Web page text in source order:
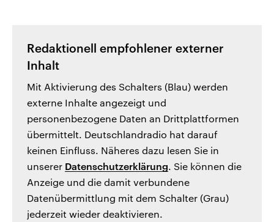
Redaktionell empfohlener externer
Inhalt
Mit Aktivierung des Schalters (Blau) werden
externe Inhalte angezeigt und
personenbezogene Daten an Drittplattformen
übermittelt. Deutschlandradio hat darauf
keinen Einfluss. Näheres dazu lesen Sie in
unserer Datenschutzerklärung. Sie können die
Anzeige und die damit verbundene
Datenübermittlung mit dem Schalter (Grau)
jederzeit wieder deaktivieren.